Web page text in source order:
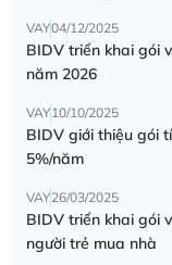
VAY04/12/2025
BIDV triển khai gói
năm 2026
VAY10/10/2025
BIDV giới thiệu gói
5%/năm
VAY26/03/2025
BIDV triển khai gói
người trẻ mua nhà